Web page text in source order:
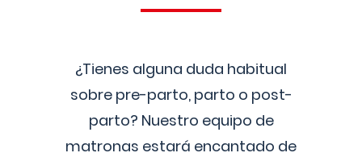
¿Tienes alguna duda habitual
sobre pre-parto, parto o post-
parto? Nuestro equipo de
matronas estará encantado de